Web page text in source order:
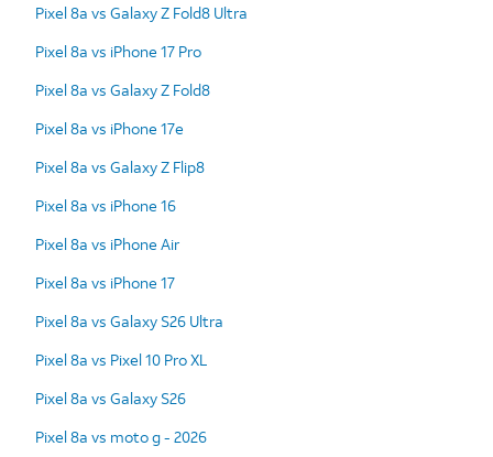
Pixel 8a vs Galaxy Z Fold8 Ultra
Pixel 8a vs iPhone 17 Pro
Pixel 8a vs Galaxy Z Fold8
Pixel 8a vs iPhone 17e
Pixel 8a vs Galaxy Z Flip8
Pixel 8a vs iPhone 16
Pixel 8a vs iPhone Air
Pixel 8a vs iPhone 17
Pixel 8a vs Galaxy S26 Ultra
Pixel 8a vs Pixel 10 Pro XL
Pixel 8a vs Galaxy S26
Pixel 8a vs moto g - 2026